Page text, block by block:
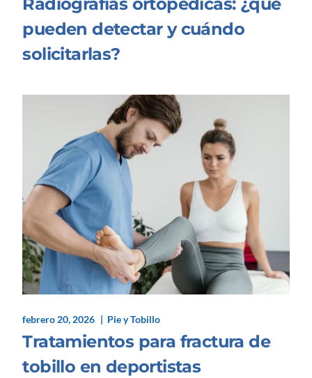
pueden detectar y cuándo
solicitarlas?
febrero 20, 2026 Pie y Tobillo
Tratamientos para fractura de
tobillo en deportistas